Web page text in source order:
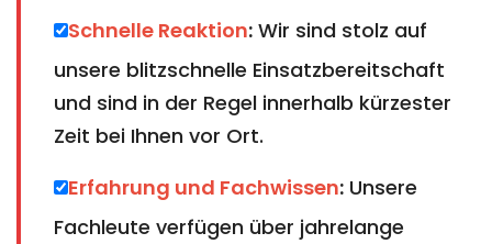
Schnelle Reaktion: Wir sind stolz auf
unsere blitzschnelle Einsatzbereitschaft
und sind in der Regel innerhalb kürzester
Zeit bei Ihnen vor Ort.
Erfahrung und Fachwissen: Unsere
Fachleute verfügen über jahrelange